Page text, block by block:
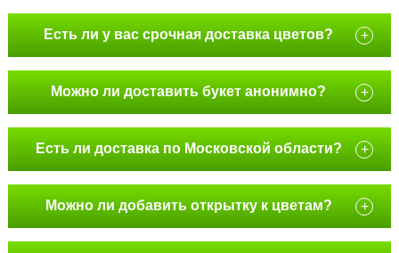
Есть ли у вас срочная доставка цветов? +
Можно ли доставить букет анонимно? +
Есть ли доставка по Московской области? +
Можно ли добавить открытку к цветам? +